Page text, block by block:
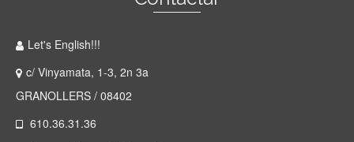
Let's English!!!
c/ Vinyamata, 1-3, 2n 3a
GRANOLLERS / 08402
610.36.31.36